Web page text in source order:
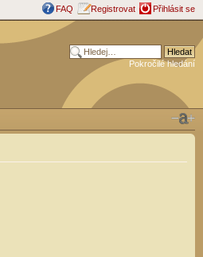
FAQ Registrovat Přihlásit se
Pokročilé hledání